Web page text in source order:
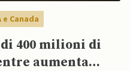
e Canada
400 milioni di
aumenta